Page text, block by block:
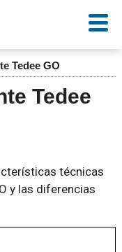
Tedee GO
Tedee
técnicas
y las diferencias